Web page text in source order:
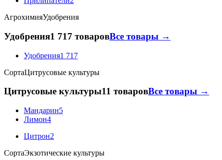
АгрохимияУдобрения
Удобрения1 717 товаровВсе товары →
Удобрения1 717
СортаЦитрусовые культуры
Цитрусовые культуры11 товаровВсе товары →
Мандарин5
Лимон4
Цитрон2
СортаЭкзотические культуры